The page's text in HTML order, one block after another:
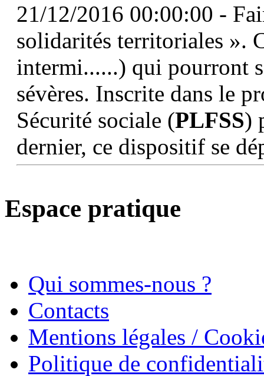
21/12/2016 00:00:00 -
solidarités territoriales ».
intermi......) qui pourront
sévères. Inscrite dans le
Sécurité sociale (PLFSS)
dernier, ce dispositif se
Espace pratique
Qui sommes-nous ?
Contacts
Mentions légales /
Politique de